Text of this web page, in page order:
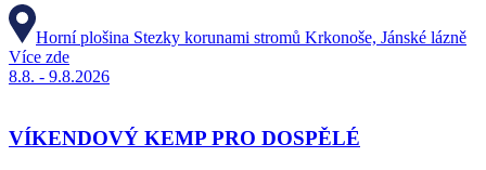
Horní plošina Stezky korunami stromů Krkonoše, Jánské lázně
Více zde
8.8. - 9.8.2026
VÍKENDOVÝ KEMP PRO DOSPĚLÉ